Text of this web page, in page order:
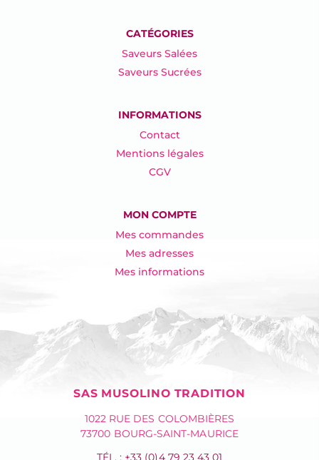
CATÉGORIES
Saveurs Salées
Saveurs Sucrées
INFORMATIONS
Contact
Mentions légales
CGV
MON COMPTE
Mes commandes
Mes adresses
Mes informations
SAS MUSOLINO TRADITION
1022 RUE DES COLOMBIÈRES
73700 BOURG-SAINT-MAURICE
TÉL. : +33 (0)4 79 23 43 01